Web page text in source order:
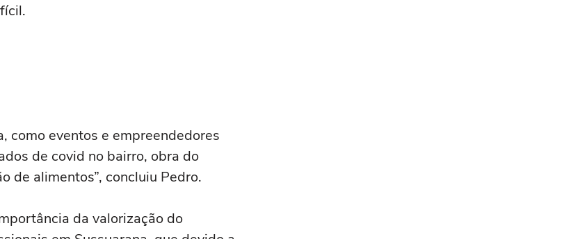
como eventos e empreendedores
de covid no bairro, obra do
de alimentos”, concluiu Pedro.
da valorização do